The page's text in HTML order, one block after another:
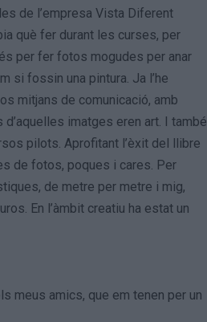
de l’empresa Vista Diferent
què fer durant les curses, per
per fer fotos mogudes per anar
si fossin una pintura. Ja l’he
mitjans de comunicació, amb
imatges eren art. I també
pilots. Aprofitant l’èxit del llibre
de fotos, poques i cares. Per
de metre per metre i mig,
En l’àmbit creatiu ha estat un
meus amics, que em tenen per un